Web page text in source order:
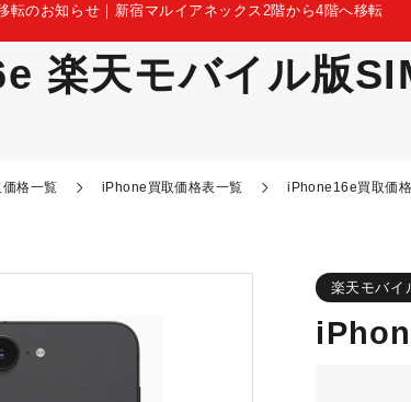
転のお知らせ｜新宿マルイアネックス2階から4階へ移転
楽天モバイル版
価格一覧 iPhone買取価格表一覧 iPhone16e買取価
楽天モバイ